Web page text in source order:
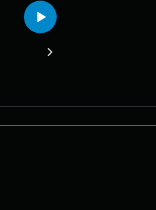
江戸時代の1639
えながらも一度
の本館などは、
🔶善導大師の説
んぎょうしじょ
初から仏さまの
体や行動を通し
を得る場所だけ
がその後の人生
講義と同じくら
宝物にしてほし
る龍谷大学で